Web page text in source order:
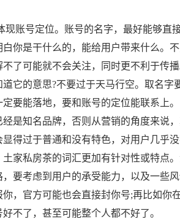
现账号定位。账号的名字，最好能够直
白你是干什么的，能给用户带来什么。
不了可能就不会关注，同时更不利于传
道它的意思?不要过于天马行空。取名
定要能落地，要和账号的定位能联系上
经是知名品牌，否则从营销的角度来说
显得过于普通和没有特色，对用户几乎
土家私房茶的词汇更加有针对性或特点
，要考虑到用户的承受能力，以及一些
你，官方可能也会直接封你号;再比如你
好不了，甚至可能整个人都不好了。